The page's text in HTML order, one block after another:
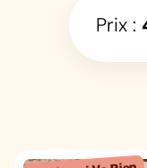
Prix :